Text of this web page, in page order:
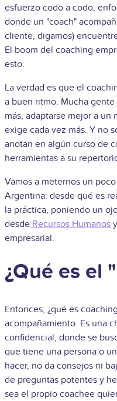
esfuerzo codo a codo,
donde un "coach"
cliente, digamos)
El boom del coaching
esto.
La verdad es que el
a buen ritmo. Mucha gente
más, adaptarse mejor a
exige cada vez más. Y no
anotan en algún curso de
herramientas a su
Vamos a meternos un
Argentina: desde qué es
la práctica, poniendo un
desde Recursos Humanos
empresarial.
¿Qué es el
Entonces, ¿qué es
acompañamiento. Es una
confidencial, donde se
que tiene una persona o
hacer, no da consejos ni
de preguntas potentes y
sea el propio coachee